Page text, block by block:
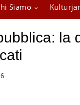
Siamo
la